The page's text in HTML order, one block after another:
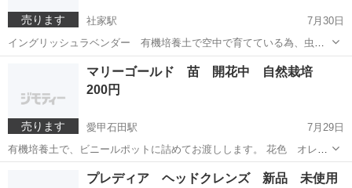
売ります 社家駅
7月30日
イングリッシュラベンダー 有機培養土で空中で育てている為、虫が
いません( ･ิω･ิ)
社家駅 その他 ラベンダー
売ります
マリーゴールド 苗 開花中 自然栽培
200円
愛甲石田駅
7月29日
有機培養土で、ビニールポットに詰めてお渡しします。 花色 オレン
ジ色 虫除け、ウリ科の病気予防に。
伊勢原市 愛甲石田駅 その他 培養土
プレディア ヘッドクレンズ 新品 未使用